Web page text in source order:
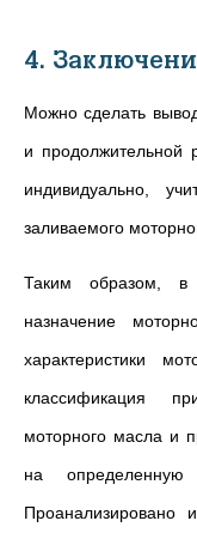
4.
Можно сделать
и продолжительной
индивидуально,
заливаемого
Таким образом, в
назначение
характеристики
классификация
моторного масла и
на определенную
Проанализировано